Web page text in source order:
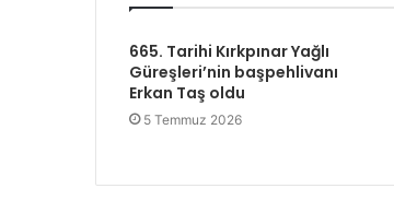
665. Tarihi Kırkpınar Yağlı
Güreşleri’nin başpehlivanı
Erkan Taş oldu
5 Temmuz 2026